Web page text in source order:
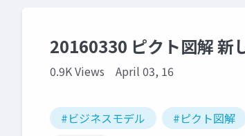
20160330 ピクト図解 新
0.9K Views April 03, 16
#ビジネスモデル #ピクト図解